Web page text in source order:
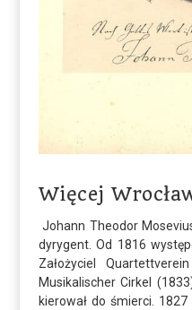
Więcej
Johann Theodor
dyrygent. Od 1816
Założyciel
Musikalischer Cirkel
kierował do śmierci.